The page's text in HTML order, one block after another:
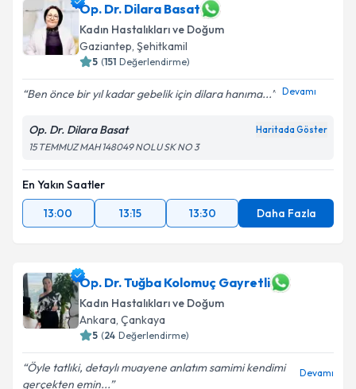
Op. Dr. Dilara Basat
Kadın Hastalıkları ve Doğum
Gaziantep, Şehitkamil
5 (151 Değerlendirme)
Ben önce bir yıl kadar gebelik için dilara hanıma... Devamı
Op. Dr. Dilara Basat Haritada Göster
15 TEMMUZ MAH 148049 NOLU SK NO 3
En Yakın Saatler
13:00
13:15 13:30 Daha Fazla
Op. Dr. Tuğba Kolomuç Gayretli
Kadın Hastalıkları ve Doğum
Ankara, Çankaya
5 (24 Değerlendirme)
Öyle tatlıki, detaylı muayene anlatım samimi kendimi
gerçekten emin...
Devamı